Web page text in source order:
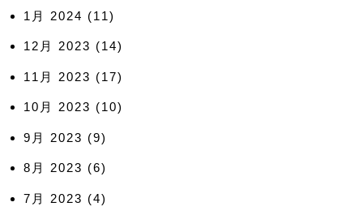
1月 2024 (11)
12月 2023 (14)
11月 2023 (17)
10月 2023 (10)
9月 2023 (9)
8月 2023 (6)
7月 2023 (4)